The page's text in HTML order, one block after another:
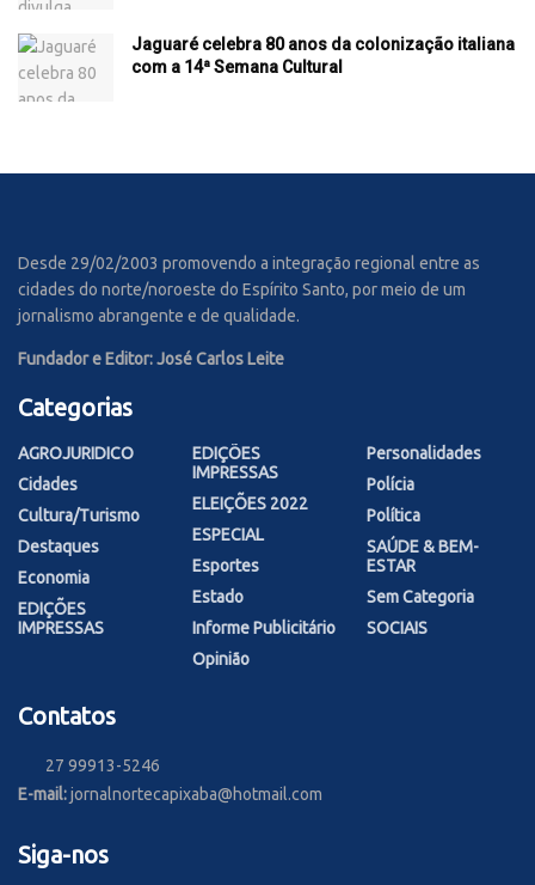
Jaguaré celebra 80 anos da colonização italiana
com a 14ª Semana Cultural
Desde 29/02/2003 promovendo a integração regional entre as
cidades do norte/noroeste do Espírito Santo, por meio de um
jornalismo abrangente e de qualidade.
Fundador e Editor: José Carlos Leite
Categorias
AGROJURIDICO
Cidades
Cultura/Turismo
Destaques
Economia
EDIÇÕES
IMPRESSAS
EDIÇÕES
IMPRESSAS
ELEIÇÕES 2022
ESPECIAL
Esportes
Estado
Informe Publicitário
Opinião
Personalidades
Polícia
Política
SAÚDE & BEM-
ESTAR
Sem Categoria
SOCIAIS
Contatos
27 99913-5246
E-mail:jornalnortecapixaba@hotmail.com
Siga-nos